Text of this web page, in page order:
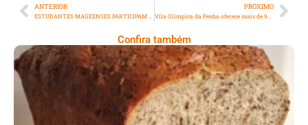
ANTERIOR PRÓXIMO
Vila Olímpica da Penha oferece mais de 900 vagas gratuitas para diversas atividades esportivas, incluindo novas turmas e modalidades
Confira também
Comer Bem: Pão Low Carb